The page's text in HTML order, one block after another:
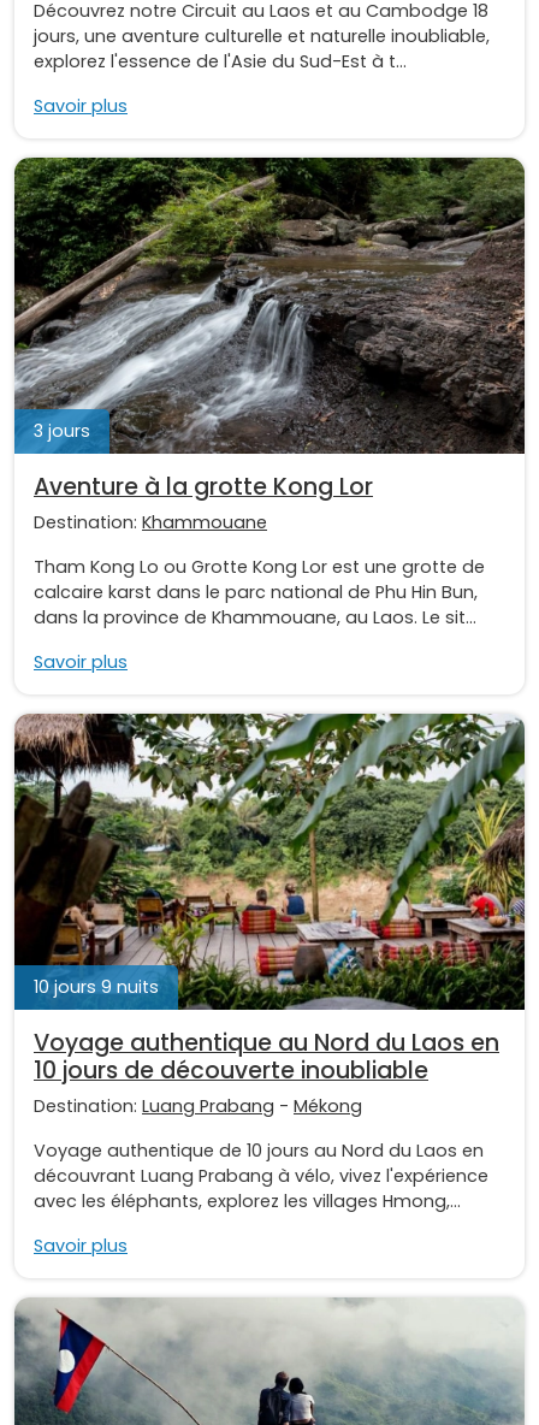
Découvrez notre Circuit au Laos et au Cambodge 18
jours, une aventure culturelle et naturelle inoubliable,
explorez l'essence de l'Asie du Sud-Est à t...
Savoir plus
3 jours
Aventure à la grotte Kong Lor
Destination: Khammouane
Tham Kong Lo ou Grotte Kong Lor est une grotte de
calcaire karst dans le parc national de Phu Hin Bun,
dans la province de Khammouane, au Laos. Le sit...
Savoir plus
10 jours 9 nuits
Voyage authentique au Nord du Laos en
10 jours de découverte inoubliable
Destination: Luang Prabang - Mékong
Voyage authentique de 10 jours au Nord du Laos en
découvrant Luang Prabang à vélo, vivez l'expérience
avec les éléphants, explorez les villages Hmong,...
Savoir plus